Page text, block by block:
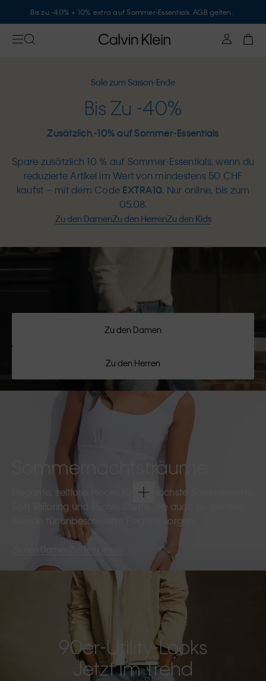
Bis zu -40% + 10% extra auf Sommer-Essentials. AGB gelten.
Sale zum Saison-Ende
Bis Zu -40%
Zusätzlich -10% auf Sommer-Essentials
Spare zusätzlich 10 % auf Sommer-Essentials, wenn du
reduzierte Artikel im Wert von mindestens 50 CHF
kaufst – mit dem Code EXTRA10. Nur online, bis zum
05.08.
Zu den DamenZu den HerrenZu den Kids
Zu den Damen
Zu den Herren
Sommernachtsträume
Elegante, zeitlose Pieces für die nächste Sommerparty.
Soft Tailoring und leichte Stoffe, die auch zu späterer
Stunde für unbeschwerte Eleganz sorgen.
Zu den Herren
90er-Utility-Looks
Jetzt Im Trend